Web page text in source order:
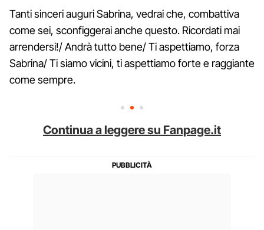
Tanti sinceri auguri Sabrina, vedrai che, combattiva
come sei, sconfiggerai anche questo. Ricordati mai
arrendersi!/ Andrà tutto bene/ Ti aspettiamo, forza
Sabrina/ Ti siamo vicini, ti aspettiamo forte e raggiante
come sempre.
Continua a leggere su Fanpage.it